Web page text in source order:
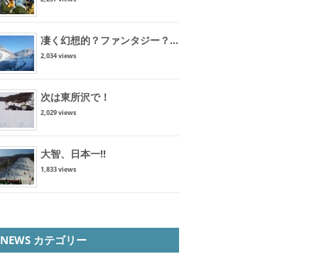
凄く幻想的？ファンタジー？...
2,034 views
次は東所沢で！
2,029 views
大智、日本一!!
1,833 views
NEWS カテゴリー